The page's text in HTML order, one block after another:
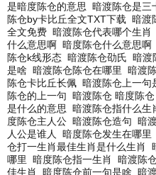
是暗度陈仓的意思 暗渡陈仓是三
陈仓by卡比丘全文TXT下载 暗渡
全文免费 暗渡陈仓代表哪个生肖
什么意思啊 暗度陈仓什么意思啊
陈仓k线形态 暗渡陈仓劭氏 暗渡
是啥 暗渡陈仓陈仓在哪里 暗渡
陈仓卡比丘长佩 暗渡陈仓上一句
陈仓的上一句 暗渡陈仓 暗度陈仓
是什么的意思 暗渡陈仓指什么生
度陈仓主人公 暗渡陈仓造句 暗
人公是谁人
暗度陈仓发生在哪里
仓打一生肖最佳生肖是什么生肖
哪里
暗度陈仓指一生肖 暗渡陈
佳生肖
暗度陈仓前一句是啥 暗